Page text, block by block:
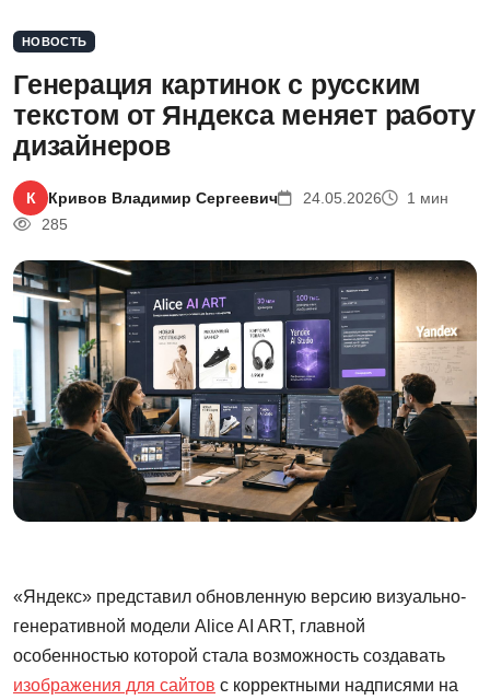
НОВОСТЬ
Генерация картинок с русским
текстом от Яндекса меняет работу
дизайнеров
К Кривов Владимир Сергеевич 24.05.2026
1 мин
285
«Яндекс» представил обновленную версию визуально-
генеративной модели Alice AI ART, главной
особенностью которой стала возможность создавать
изображения для сайтов с корректными надписями на